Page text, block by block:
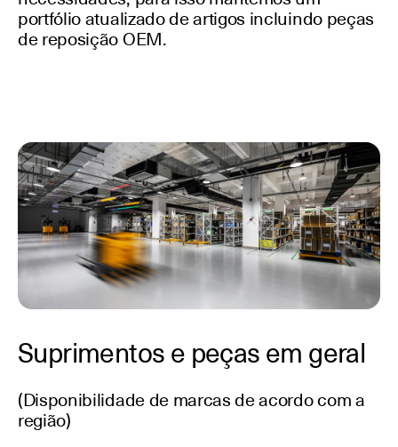
portfólio atualizado de artigos incluindo peças
de reposição OEM.
Suprimentos e peças em geral
(Disponibilidade de marcas de acordo com a
região)